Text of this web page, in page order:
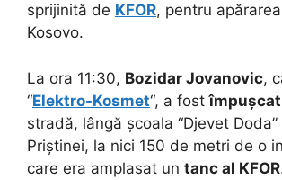
sprijinită de KFOR, pentru
Kosovo.
La ora 11:30, Bozidar Jovanovic,
“Elektro-Kosmet“, a fostîmpușcat
stradă, lângă școala “Djevet
Priștinei, la nici 150 de metri de o
care era amplasat un tanc al KFOR